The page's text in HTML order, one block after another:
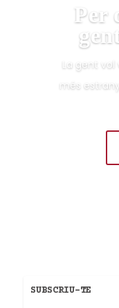
Per
La gent
més
SUBSCRIU-TE